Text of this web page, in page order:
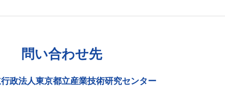
問い合わせ先
政法人東京都立産業技術研究センター